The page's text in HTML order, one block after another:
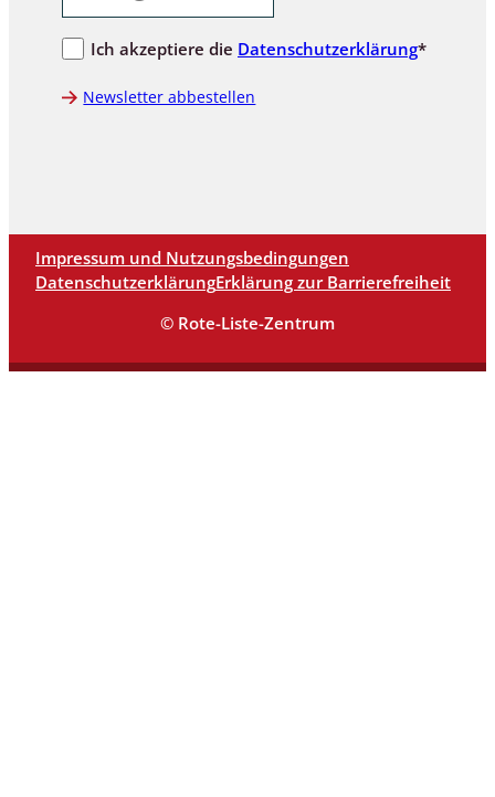
Ich akzeptiere die Datenschutzerklärung*
Newsletter abbestellen
Impressum und Nutzungsbedingungen
DatenschutzerklärungErklärung zur Barrierefreiheit
© Rote-Liste-Zentrum